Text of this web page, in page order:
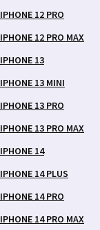
IPHONE 12 PRO
IPHONE 12 PRO MAX
IPHONE 13
IPHONE 13 MINI
IPHONE 13 PRO
IPHONE 13 PRO MAX
IPHONE 14
IPHONE 14 PLUS
IPHONE 14 PRO
IPHONE 14 PRO MAX